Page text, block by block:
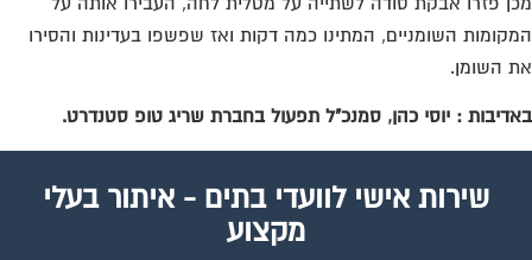
מקצוע הוגנים ומקצועיים יתנו לך שירות.
מלא את הטופס או
לחץ לשליחת הודעת ווצאפ